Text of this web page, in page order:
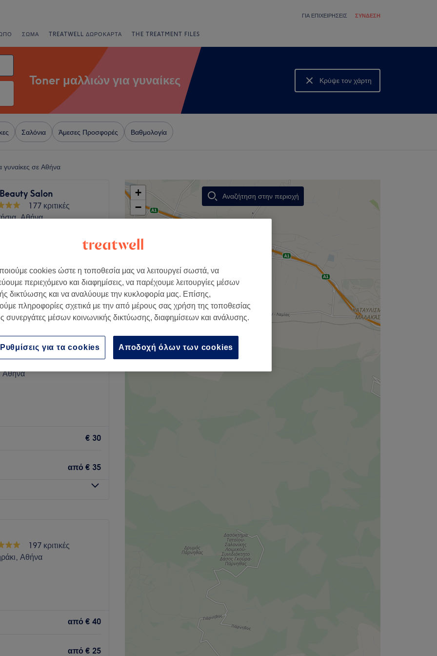
ΓΙΑ ΕΠΙΧΕΙΡΉΣΕΙΣ ΣΎΝΔΕΣΗ
ΣΏΜΑ TREATWELL ΔΩΡΟΚΆΡΤΑ THE TREATMENT FILES
Toner μαλλιών για γυναίκες
Κρύψε τον χάρτη
Δες τον χάρτη
Σαλόνια Άμεσες Προσφορές Βαθμολογία
γυναίκες σε Αθήνα
Salon
177 κριτικές
Αθήνα
από € 45,50
save up to 30%
120 κριτικές
Αθήνα
€ 30
από € 35
στην Αθήνα.
σε ένα φιλικό και
197 κριτικές
Αθήνα
από € 40
από € 25
+
−
Αναζήτηση στην περιοχή
,
cookies ώστε η τοποθεσία μας να λειτουργεί σωστά, να
περιεχόμενο και διαφημίσεις, να παρέχουμε λειτουργίες μέσων
δικτύωσης και να αναλύουμε την κυκλοφορία μας. Επίσης,
πληροφορίες σχετικά με την από μέρους σας χρήση της τοποθεσίας
συνεργάτες μέσων κοινωνικής δικτύωσης, διαφημίσεων και ανάλυσης.
Αποδοχή όλων των cookies
Ρυθμίσεις για τα cookies